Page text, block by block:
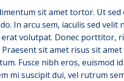
sit amet tortor. Ut
In arcu sem, iaculis sed velit
volutpat. Donec porttitor,
sit amet risus sit
Fusce nibh eros, euismod
mi suscipit dui, vel rutrum